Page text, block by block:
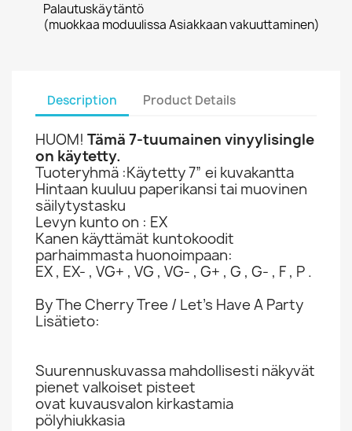
Palautuskäytäntö
(muokkaa moduulissa Asiakkaan vakuuttaminen)
Description Product Details
HUOM! Tämä 7-tuumainen vinyylisingle
on käytetty.
Tuoteryhmä :Käytetty 7” ei kuvakantta
Hintaan kuuluu paperikansi tai muovinen
säilytystasku
Levyn kunto on : EX
Kanen käyttämät kuntokoodit
parhaimmasta huonoimpaan:
EX , EX- , VG+ , VG , VG- , G+ , G , G- , F , P .
By The Cherry Tree / Let's Have A Party
Lisätieto:
Suurennuskuvassa mahdollisesti näkyvät
pienet valkoiset pisteet
ovat kuvausvalon kirkastamia
pölyhiukkasia